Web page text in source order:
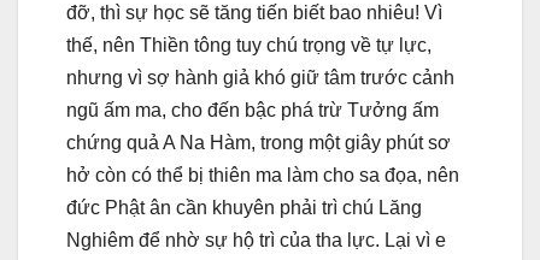
đỡ, thì sự học sẽ tăng tiến biết bao nhiêu! Vì
thế, nên Thiền tông tuy chú trọng về tự lực,
nhưng vì sợ hành giả khó giữ tâm trước cảnh
ngũ ấm ma, cho đến bậc phá trừ Tưởng ấm
chứng quả A Na Hàm, trong một giây phút sơ
hở còn có thể bị thiên ma làm cho sa đọa, nên
đức Phật ân cần khuyên phải trì chú Lăng
Nghiêm để nhờ sự hộ trì của tha lực. Lại vì e